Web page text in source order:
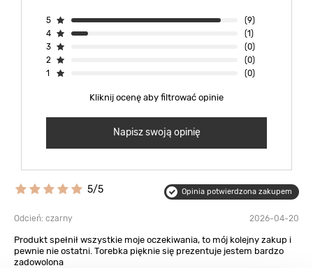
5
(9)
4
(1)
3
(0)
2
(0)
1
(0)
Kliknij ocenę aby filtrować opinie
Napisz swoją opinię
5/5 Opinia potwierdzona zakupem
Odcień: czarny 2026-04-20
Produkt spełnił wszystkie moje oczekiwania, to mój kolejny zakup i
pewnie nie ostatni. Torebka pięknie się prezentuje jestem bardzo
zadowolona